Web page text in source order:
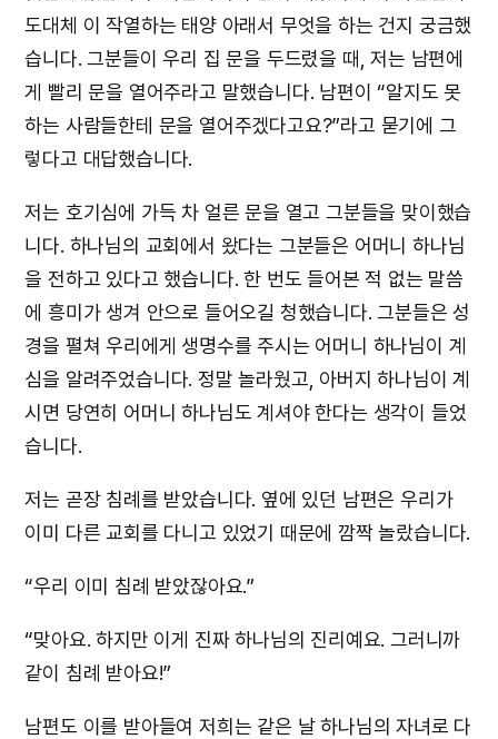
도대체 이 작열하는 태양 아래서 무엇을 하는 건지 궁금했
습니다. 그분들이 우리 집 문을 두드렸을 때, 저는 남편에
게 빨리 문을 열어주라고 말했습니다. 남편이 “알지도 못
하는 사람들한테 문을 열어주겠다고요?”라고 묻기에 그
렇다고 대답했습니다.
저는 호기심에 가득 차 얼른 문을 열고 그분들을 맞이했습
니다. 하나님의 교회에서 왔다는 그분들은 어머니 하나님
을 전하고 있다고 했습니다. 한 번도 들어본 적 없는 말씀
에 흥미가 생겨 안으로 들어오길 청했습니다. 그분들은 성
경을 펼쳐 우리에게 생명수를 주시는 어머니 하나님이 계
심을 알려주었습니다. 정말 놀라웠고, 아버지 하나님이 계
시면 당연히 어머니 하나님도 계셔야 한다는 생각이 들었
습니다.
저는 곧장 침례를 받았습니다. 옆에 있던 남편은 우리가
이미 다른 교회를 다니고 있었기 때문에 깜짝 놀랐습니다.
“우리 이미 침례 받았잖아요.”
“맞아요. 하지만 이게 진짜 하나님의 진리예요. 그러니까
같이 침례 받아요!”
남편도 이를 받아들여 저희는 같은 날 하나님의 자녀로 다